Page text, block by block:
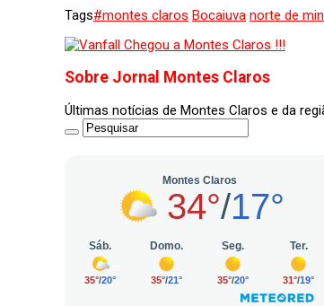
Tags#montes claros Bocaiuva norte de
Sobre Jornal Montes Claros
Últimas notícias de Montes Claros e da